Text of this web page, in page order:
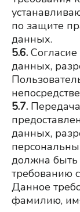
по защите
данных.
5.6.
данных,
5.7.
данных,
должна
требованию
Данное
фамилию,